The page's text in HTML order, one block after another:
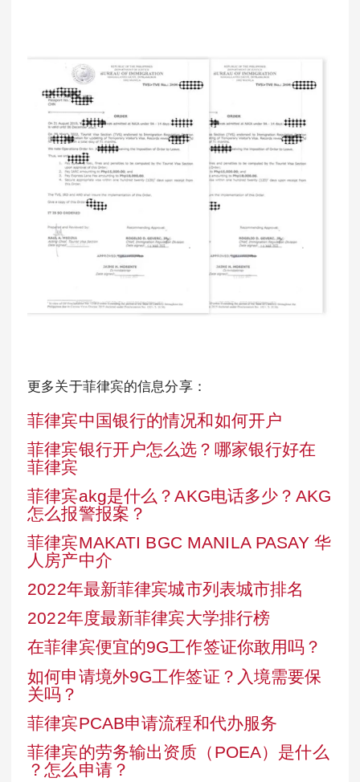
更多关于菲律宾的信息分享：
菲律宾中国银行的情况和如何开户
菲律宾银行开户怎么选？哪家银行好在
菲律宾
菲律宾akg是什么？AKG电话多少？AKG
怎么报警报案？
菲律宾MAKATI BGC MANILA PASAY 华
人房产中介
2022年最新菲律宾城市列表城市排名
2022年度最新菲律宾大学排行榜
在菲律宾便宜的9G工作签证你敢用吗？
如何申请境外9G工作签证？入境需要保
关吗？
菲律宾PCAB申请流程和代办服务
菲律宾的劳务输出资质（POEA）是什么
？怎么申请？